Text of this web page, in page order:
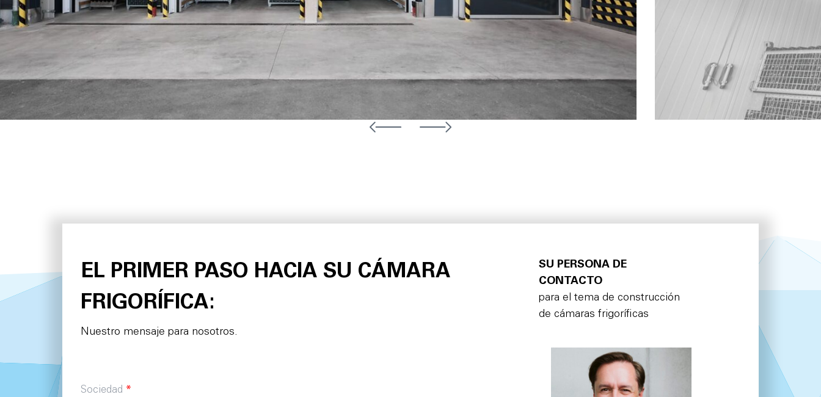
EL PRIMER PASO HACIA SU CÁMARA
FRIGORÍFICA:
Nuestro mensaje para nosotros.
Sociedad *
SU PERSONA DE
CONTACTO
para el tema de construcción
de cámaras frigoríficas